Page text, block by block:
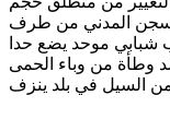
السجن المدني من طرف
شبابي موحد يضع حدا
وطأة من وباء الحمى